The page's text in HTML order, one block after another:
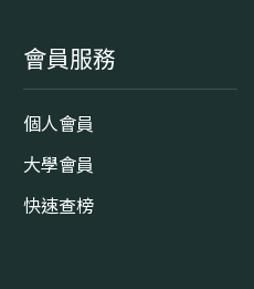
會員服務
個人會員
大學會員
快速查榜